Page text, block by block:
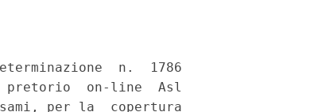
n.  1786
pretorio  on-line  Asl
per la  copertura